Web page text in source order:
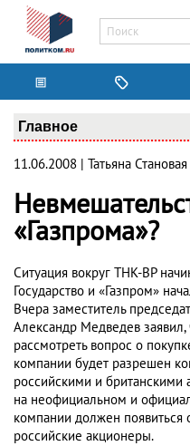
Главное
11.06.2008 | Татьяна Становая
«Газпрома»?
Ситуация вокруг ТНК-BP
Государство и «Газпром»
Вчера заместитель
Александр Медведев заявил,
рассмотреть вопрос о
компании будет разрешен
российскими и британскими
на неофициальном и
компании должен появиться
российские акционеры.